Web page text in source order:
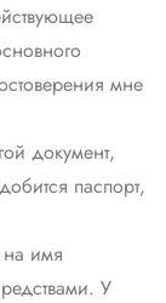
мне
документ,
паспорт,
на имя
У